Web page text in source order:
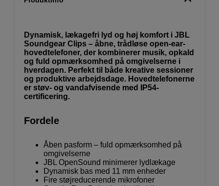
Dynamisk, lækagefri lyd og høj komfort i JBL
Soundgear Clips – åbne, trådløse open-ear-
hovedtelefoner, der kombinerer musik, opkald
og fuld opmærksomhed på omgivelserne i
hverdagen. Perfekt til både kreative sessioner
og produktive arbejdsdage. Hovedtelefonerne
er støv- og vandafvisende med IP54-
certificering.
Fordele
Åben pasform – fuld opmærksomhed på
omgivelserne
JBL OpenSound minimerer lydlækage
Dynamisk bas med 11 mm enheder
Fire støjreducerende mikrofoner